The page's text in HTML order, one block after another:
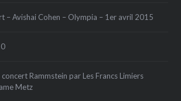
– Avishai Cohen – Olympia – 1er avril 2015
Rammstein par Les Francs Limiers
Metz